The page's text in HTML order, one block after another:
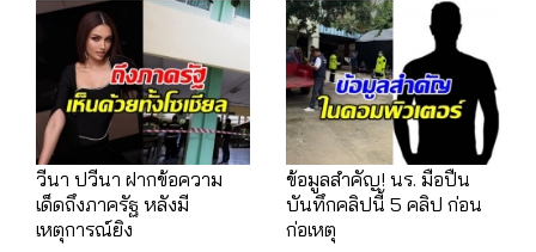
วีนา ปวีนา ฝากข้อความ
เด็ดถึงภาครัฐ หลังมี
เหตุการณ์ยิง
ข้อมูลสำคัญ! นร. มือปืน
บันทึกคลิปนี้ 5 คลิป ก่อน
ก่อเหตุ